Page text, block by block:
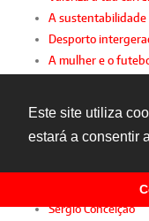
Este site utiliza
estará a consentir
A sustentabilidade
Desporto
A mulher e o
Racismo
Jogamos o mesmo
Sérgio Conceição